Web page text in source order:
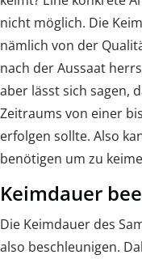
nicht möglich. Die
nämlich von der
nach der Aussaat
aber lässt sich sagen,
Zeitraums von einer
erfolgen sollte. Also
benötigen um zu
Keimdauer
Die Keimdauer des
also beschleunigen.